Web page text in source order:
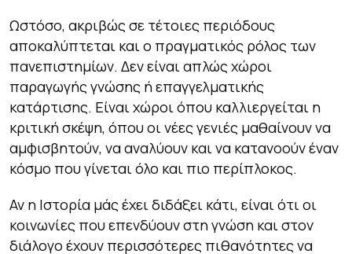
Ωστόσο, ακριβώς σε τέτοιες περιόδους
αποκαλύπτεται και ο πραγματικός ρόλος των
πανεπιστημίων. Δεν είναι απλώς χώροι
παραγωγής γνώσης ή επαγγελματικής
κατάρτισης. Είναι χώροι όπου καλλιεργείται η
κριτική σκέψη, όπου οι νέες γενιές μαθαίνουν να
αμφισβητούν, να αναλύουν και να κατανοούν έναν
κόσμο που γίνεται όλο και πιο περίπλοκος.
Αν η Ιστορία μάς έχει διδάξει κάτι, είναι ότι οι
κοινωνίες που επενδύουν στη γνώση και στον
διάλογο έχουν περισσότερες πιθανότητες να